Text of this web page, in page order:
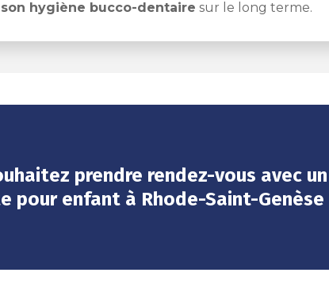
hygiène bucco-dentaire sur le long terme.
prendre rendez-vous avec
pour enfant à Rhode-Saint-Genèse